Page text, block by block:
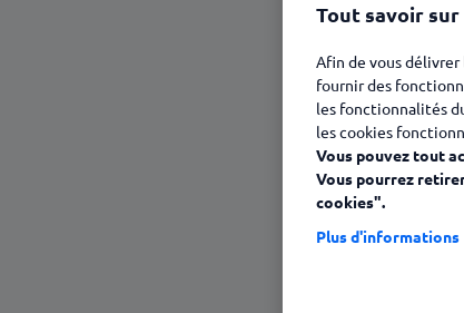
Tout savoir sur
Afin de vous
fournir des
les fonctionnalités
les cookies
Vous pouvez tout
Vous pourrez
cookies".
Plus d'informations